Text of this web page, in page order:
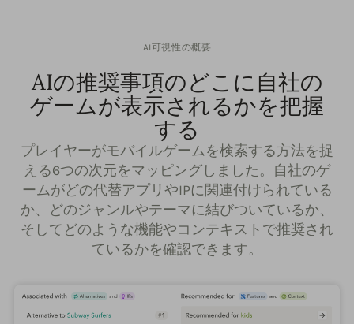
AI可視性の概要
AIの推奨事項のどこに自社の
ゲームが表示されるかを把握
する
プレイヤーがモバイルゲームを検索する方法を捉
える6つの次元をマッピングしました。自社のゲ
ームがどの代替アプリやIPに関連付けられている
か、どのジャンルやテーマに結びついているか、
そしてどのような機能やコンテキストで推奨され
ているかを確認できます。